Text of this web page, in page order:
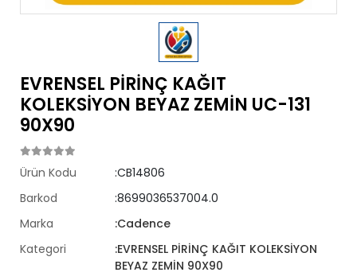
EVRENSEL PİRİNÇ KAĞIT
KOLEKSİYON BEYAZ ZEMİN UC-131
90X90
Ürün Kodu
:CB14806
Barkod
:8699036537004.0
Marka
:Cadence
Kategori
:EVRENSEL PİRİNÇ KAĞIT KOLEKSİYON
BEYAZ ZEMİN 90X90